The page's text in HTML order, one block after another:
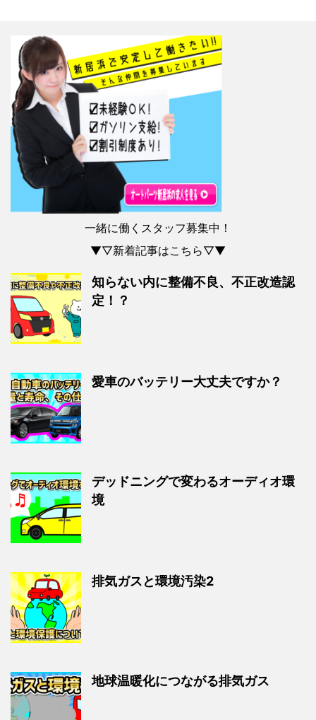
一緒に働くスタッフ募集中！
▼▽新着記事はこちら▽▼
知らない内に整備不良、不正改造認
定！？
愛車のバッテリー大丈夫ですか？
デッドニングで変わるオーディオ環
境
排気ガスと環境汚染2
地球温暖化につながる排気ガス